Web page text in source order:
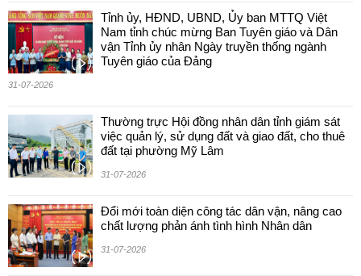
Tỉnh ủy, HĐND, UBND, Ủy ban MTTQ Việt
Nam tỉnh chúc mừng Ban Tuyên giáo và Dân
vận Tỉnh ủy nhân Ngày truyền thống ngành
Tuyên giáo của Đảng
31-07-2026
Thường trực Hội đồng nhân dân tỉnh giám sát
việc quản lý, sử dụng đất và giao đất, cho thuê
đất tại phường Mỹ Lâm
31-07-2026
Đổi mới toàn diện công tác dân vận, nâng cao
chất lượng phản ánh tình hình Nhân dân
31-07-2026